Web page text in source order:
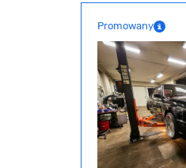
Promowany